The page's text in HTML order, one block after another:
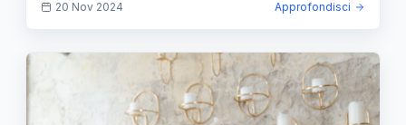
20 Nov 2024 Approfondisci